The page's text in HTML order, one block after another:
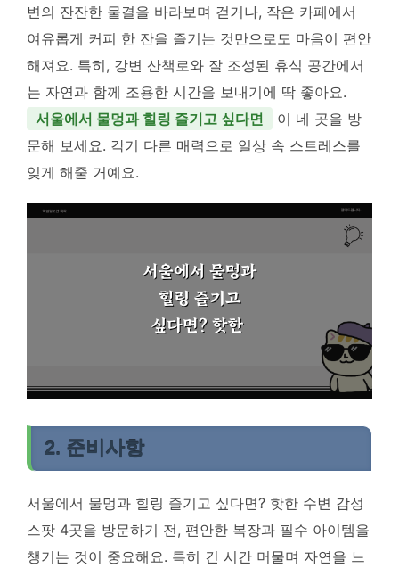
변의 잔잔한 물결을 바라보며 걷거나, 작은 카페에서
여유롭게 커피 한 잔을 즐기는 것만으로도 마음이 편안
해져요. 특히, 강변 산책로와 잘 조성된 휴식 공간에서
는 자연과 함께 조용한 시간을 보내기에 딱 좋아요.
서울에서 물멍과 힐링 즐기고 싶다면
이 네 곳을 방
문해 보세요. 각기 다른 매력으로 일상 속 스트레스를
잊게 해줄 거예요.
2. 준비사항
서울에서 물멍과 힐링 즐기고 싶다면? 핫한 수변 감성
스팟 4곳을 방문하기 전, 편안한 복장과 필수 아이템을
챙기는 것이 중요해요. 특히 긴 시간 머물며 자연을 느